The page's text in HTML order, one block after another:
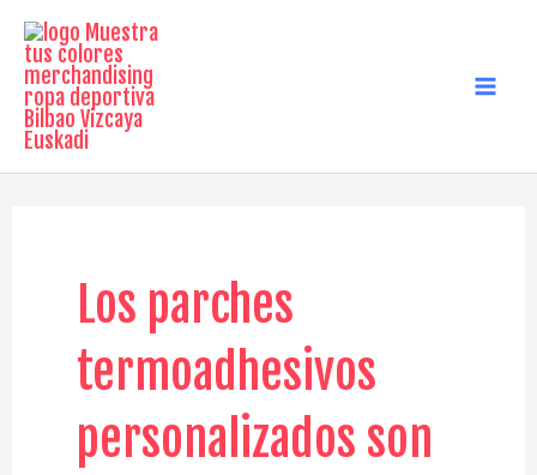
contenido
Los parches
termoadhesivos
personalizados son